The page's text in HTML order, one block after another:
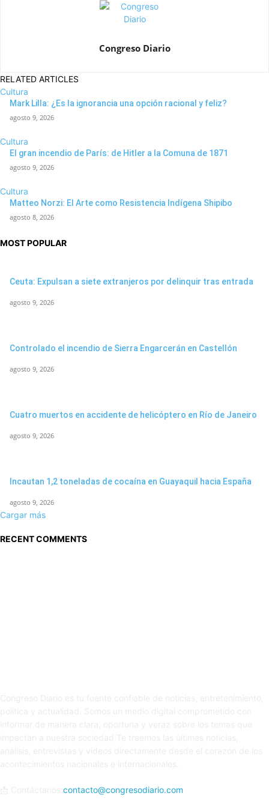
Congreso Diario
RELATED ARTICLES
Cultura
Mark Lilla: ¿Es la ignorancia una opción racional y feliz?
agosto 9, 2026
Cultura
El gran incendio de París: de Hitler a la Comuna de 1871
agosto 9, 2026
Cultura
Matteo Norzi: El Arte como Resistencia Indígena Shipibo
agosto 8, 2026
MOST POPULAR
Ceuta: Expulsan a siete extranjeros por delinquir tras entrada
agosto 9, 2026
Controlado el incendio de Sierra Engarcerán en Castellón
agosto 9, 2026
Cuatro muertos en accidente de helicóptero en Río de Janeiro
agosto 9, 2026
Incautan 1,2 toneladas de cocaína en Guayaquil hacia España
agosto 9, 2026
Cargar más
RECENT COMMENTS
contacto@congresodiario.com